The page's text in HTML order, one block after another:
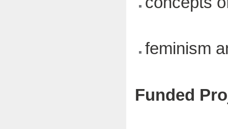
feminism
Funded